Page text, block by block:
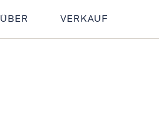
ÜBER VERKAUF